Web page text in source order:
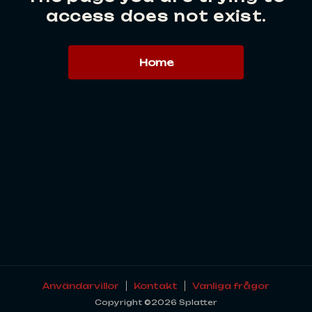
access does not exist.
Home
Användarvillor Kontakt Vanliga frågor
Copyright ©2026 Splatter